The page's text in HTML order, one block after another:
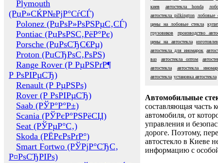
Plymouth
(РџР»СЌР№РјР°СѓСЃ)
Polonez (РџРѕР»РѕРЅРµС‚СЃ)
Pontiac (РџРѕРЅС‚РёР°Рє)
Porsche (РџРѕСЂС€Рµ)
Proton (РџСЂРѕС‚РѕРЅ)
Range Rover (Р РµРЅРґР¶
Р РѕРІРµСЂ)
Renault (Р РµРЅРѕ)
Rover (Р РѕРІРµСЂ)
Saab (РЎР°Р°Р±)
Scania (РЎРєР°РЅРёСЏ)
Seat (РЎРµР°С‚)
Skoda (РЁРєРѕРґР°)
Smart Fortwo (РЎРјР°СЂС‚
Р¤РѕСЂРІРѕ)
киев
автостекла honda
автостекла pilkington
лобовые
цены на лобовые стекла
грузовиков
производство
цены на автостекла
автостекла для иномарок
ваз
автостекла оптом
автостекла
автостекла
автостекла установка автостекла
Автомобильные
составляющая часть
автомобиля, от
управления и
дороге. Поэтому,
автостекло в Киеве
информацию с